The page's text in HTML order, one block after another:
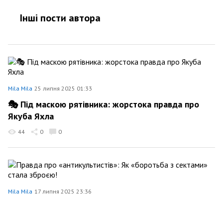
Інші пости автора
Mila Mila 25 липня 2025 01:33
🎭 Під маскою рятівника: жорстока правда про
Якуба Яхла
44 0 0
Mila Mila 17 липня 2025 23:36